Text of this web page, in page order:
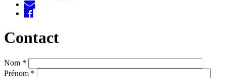
Contact
Nom *
Prénom *